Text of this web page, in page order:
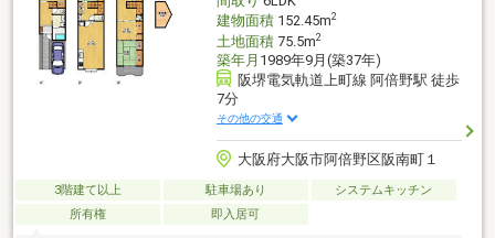
建物面積152.45m2
土地面積75.5m2
築年月 1989年9月(築37年)
阪堺電気軌道上町線 阿倍野駅 徒歩
7分
その他の交通
大阪府大阪市阿倍野区阪南町１
3階建て以上 駐車場あり
システムキッチン
所有権
即入居可